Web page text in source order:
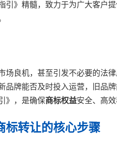
引》精髓，致力于为广大客户
场良机，甚至引发不必要的法
品牌能否及时投入运营，旧品
》，是确保商标权益安全、高效
标转让的核心步骤